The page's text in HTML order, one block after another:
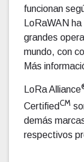
funcionan
LoRaWAN
grandes
mundo, con
Más
LoRa Alliance
CertifiedCM
demás
respectivos